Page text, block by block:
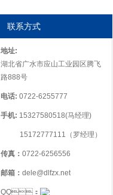
联系方式
地址:
湖北省广水市应山工业园区腾飞
路888号
电话: 0722-6255777
手机: 15327580518(马经理)
15172777111（罗经理）
传真： 0722-6256556
邮箱： dele@dlfzx.net
QQ：